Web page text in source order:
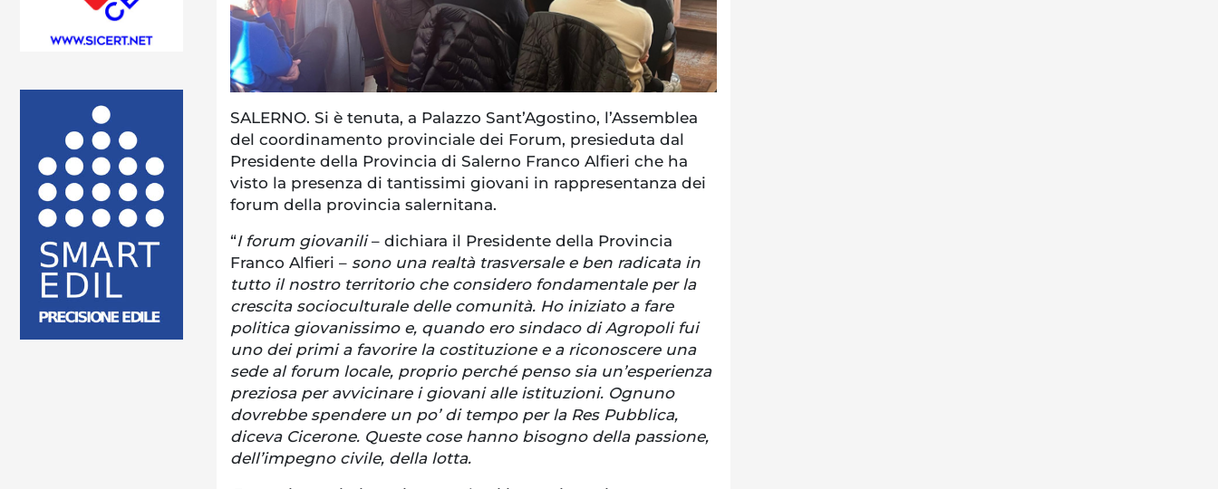
SALERNO. Si è tenuta, a Palazzo Sant’Agostino, l’Assemblea
del coordinamento provinciale dei Forum, presieduta dal
Presidente della Provincia di Salerno Franco Alfieri che ha
visto la presenza di tantissimi giovani in rappresentanza dei
forum della provincia salernitana.
“I forum giovanili– dichiara il Presidente della Provincia
Franco Alfieri – sono una realtà trasversale e ben radicata in
tutto il nostro territorio che considero fondamentale per la
crescita socioculturale delle comunità. Ho iniziato a fare
politica giovanissimo e, quando ero sindaco di Agropoli fui
uno dei primi a favorire la costituzione e a riconoscere una
sede al forum locale, proprio perché penso sia un’esperienza
preziosa per avvicinare i giovani alle istituzioni. Ognuno
dovrebbe spendere un po’ di tempo per la Res Pubblica,
diceva Cicerone. Queste cose hanno bisogno della passione,
dell’impegno civile, della lotta.